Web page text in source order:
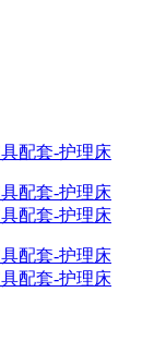
配套-护理床
配套-护理床
配套-护理床
配套-护理床
配套-护理床